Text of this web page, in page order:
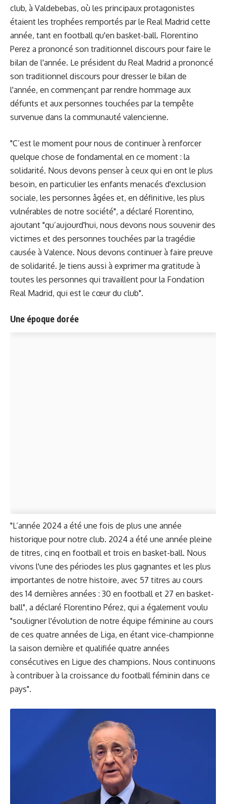
club, à Valdebebas, où les principaux protagonistes
étaient les trophées remportés par le Real Madrid cette
année, tant en football qu'en basket-ball. Florentino
Perez a prononcé son traditionnel discours pour faire le
bilan de l'année. Le président du Real Madrid a prononcé
son traditionnel discours pour dresser le bilan de
l'année, en commençant par rendre hommage aux
défunts et aux personnes touchées par la tempête
survenue dans la communauté valencienne.
"C’est le moment pour nous de continuer à renforcer
quelque chose de fondamental en ce moment : la
solidarité. Nous devons penser à ceux qui en ont le plus
besoin, en particulier les enfants menacés d'exclusion
sociale, les personnes âgées et, en définitive, les plus
vulnérables de notre société", a déclaré Florentino,
ajoutant "qu’aujourd'hui, nous devons nous souvenir des
victimes et des personnes touchées par la tragédie
causée à Valence. Nous devons continuer à faire preuve
de solidarité. Je tiens aussi à exprimer ma gratitude à
toutes les personnes qui travaillent pour la Fondation
Real Madrid, qui est le cœur du club".
Une époque dorée
"L’année 2024 a été une fois de plus une année
historique pour notre club. 2024 a été une année pleine
de titres, cinq en football et trois en basket-ball. Nous
vivons l'une des périodes les plus gagnantes et les plus
importantes de notre histoire, avec 57 titres au cours
des 14 dernières années : 30 en football et 27 en basket-
ball", a déclaré Florentino Pérez, qui a également voulu
"souligner l'évolution de notre équipe féminine au cours
de ces quatre années de Liga, en étant vice-championne
la saison dernière et qualifiée quatre années
consécutives en Ligue des champions. Nous continuons
à contribuer à la croissance du football féminin dans ce
pays".